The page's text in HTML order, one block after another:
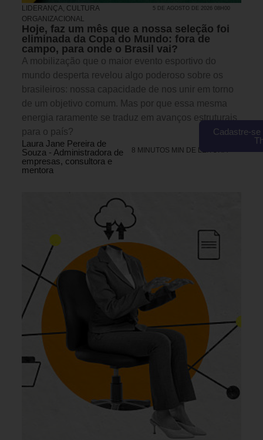
LIDERANÇA, CULTURA
ORGANIZACIONAL
5 DE AGOSTO DE 2026 08H00
Hoje, faz um mês que a nossa seleção foi
eliminada da Copa do Mundo: fora de
campo, para onde o Brasil vai?
A mobilização que o maior evento esportivo do
mundo desperta revelou algo poderoso sobre os
brasileiros: nossa capacidade de nos unir em torno
de um objetivo comum. Mas por que essa mesma
energia raramente se traduz em avanços estruturais
para o país?
Laura Jane Pereira de
Souza - Administradora de
empresas, consultora e
mentora
8 MINUTOS MIN DE LEITURA
Cadastre-